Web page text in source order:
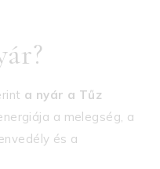
a nyár a Tűz
a melegség, a
és a